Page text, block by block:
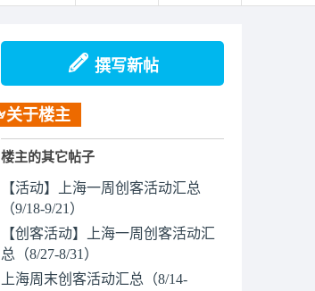
撰写新帖
关于楼主
楼主的其它帖子
【活动】上海一周创客活动汇总
（9/18-9/21）
【创客活动】上海一周创客活动汇
总（8/27-8/31）
上海周末创客活动汇总（8/14-